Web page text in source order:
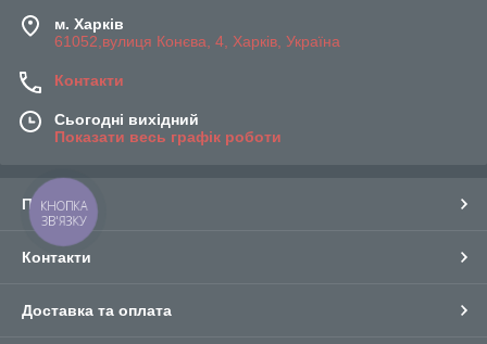
м. Харків
61052,вулиця Конєва, 4, Харків, Україна
Контакти
Сьогодні вихідний
Показати весь графік роботи
Про нас
Контакти
Доставка та оплата
КНОПКА
ЗВ'ЯЗКУ